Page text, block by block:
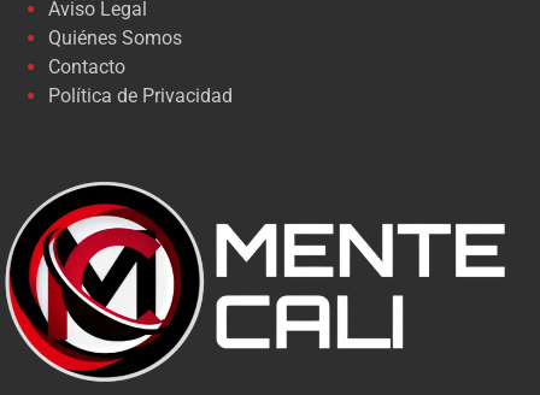
Aviso Legal
Quiénes Somos
Contacto
Política de Privacidad